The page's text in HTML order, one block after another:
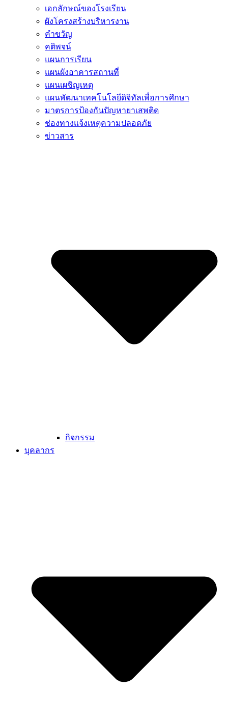
เอกลักษณ์ของโรงเรียน
ผังโครงสร้างบริหารงาน
คำขวัญ
คติพจน์
แผนการเรียน
แผนผังอาคารสถานที่
แผนเผชิญเหตุ
แผนพัฒนาเทคโนโลยีดิจิทัลเพื่อการศึกษา
มาตรการป้องกันปัญหายาเสพติด
ช่องทางแจ้งเหตุความปลอดภัย
ข่าวสาร
กิจกรรม
บุคลากร